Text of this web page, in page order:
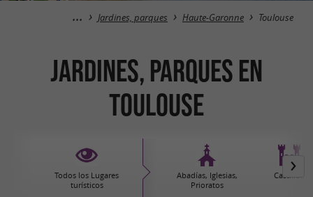
Jardines, parques Haute-Garonne Toulouse
Jardines, parques en
Toulouse
Todos los Lugares
turísticos
Abadías, Iglesias,
Prioratos
Castillos